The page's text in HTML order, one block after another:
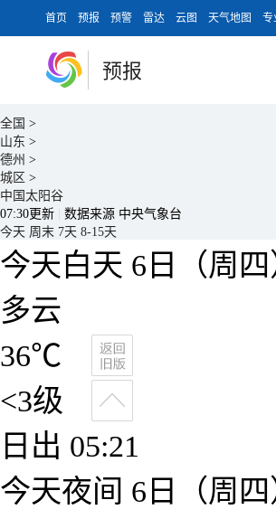
首页 预报 预警 雷达 云图 天气地图 专
预报
全国 >
山东 >
德州 >
城区 >
中国太阳谷
07:30更新
数据来源 中央气象台
今天 周末 7天 8-15天
今天白天 6日（周四
多云
36℃
<3级
日出 05:21
今天夜间 6日（周四